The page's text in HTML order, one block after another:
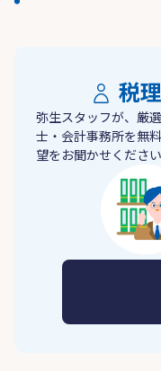
税
弥生スタッフが、厳
士・会計事務所を無
望をお聞かせください